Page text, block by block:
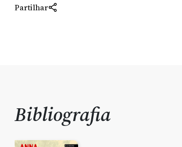
Partilhar
Bibliografia